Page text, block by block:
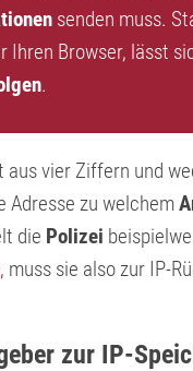
senden muss.
Ihren Browser, lässt
.
vier Ziffern und
Adresse zu welchem
die Polizei
, muss sie also zur IP-
zur IP-